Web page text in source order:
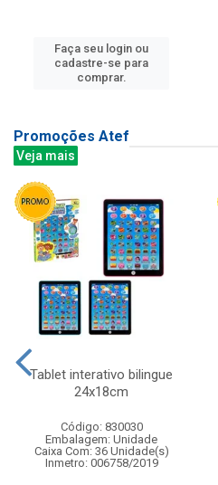
Faça seu login ou
cadastre-se para
comprar.
Promoções Atef
Veja mais
Tablet interativo bilingue
24x18cm
Código: 830030
Embalagem: Unidade
Caixa Com: 36 Unidade(s)
Inmetro: 006758/2019